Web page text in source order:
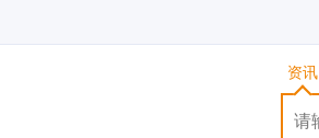
资讯